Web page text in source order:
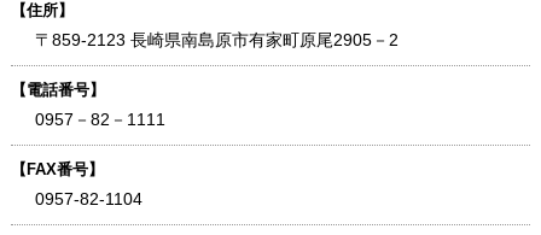
【住所】
〒859-2123 長崎県南島原市有家町原尾2905－2
【電話番号】
0957－82－1111
【FAX番号】
0957-82-1104